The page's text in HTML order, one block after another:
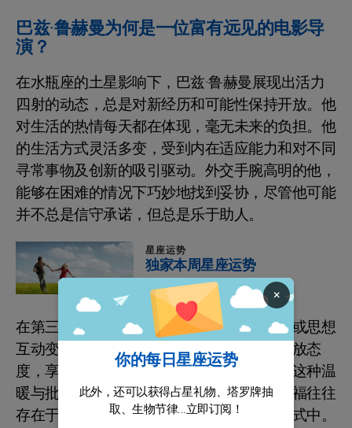
巴兹·鲁赫曼为何是一位富有远见的电影导
演？
在水瓶座的土星影响下，巴兹·鲁赫曼展现出活力
四射的动态，总是对新经历和可能性保持开放。他
对生活的热情每天都在体现，毫无未来的负担。他
的生活方式灵活多变，受到内在适应能力和对不同
寻常事物及创新的吸引驱动。外交手腕高明的他，
能够在困难的情况下巧妙地找到妥协，尽管他可能
并不总是信守承诺，但总是乐于助人。
星座运势
独家本周星座运势
在第三宫的土星让他与能激发他智力的个人或思想
互动变得至关重要。巴兹对他人的想法持开放态
度，享受那些能够激发创造力的生动讨论。这种温
暖与批判性思维的互动定义了他的存在，幸福往往
存在于教学、新闻工作或任何原创的生活方式中。
×
你的每日星座运势
此外，还可以获得占星礼物、塔罗牌抽
取、生物节律...立即订阅！